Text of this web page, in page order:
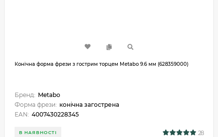
Конічна форма фрези з гострим торцем Metabo 9.6 мм (628359000)
Бренд: Metabo
Форма фрези: конічна загострена
EAN: 4007430228345
В НАЯВНОСТІ 28